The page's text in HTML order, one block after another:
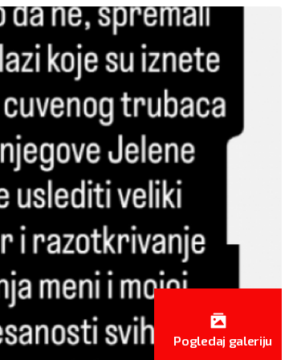
Pogledaj galeriju
BLIZANCI
22.5 - 21.6
RAK
22.6 - 22.7